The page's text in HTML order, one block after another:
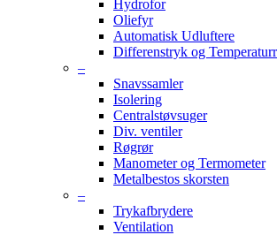
Hydrofor
Oliefyr
Automatisk Udluftere
Differenstryk og
–
Snavssamler
Isolering
Centralstøvsuger
Div. ventiler
Røgrør
Manometer og Termometer
Metalbestos skorsten
–
Trykafbrydere
Ventilation